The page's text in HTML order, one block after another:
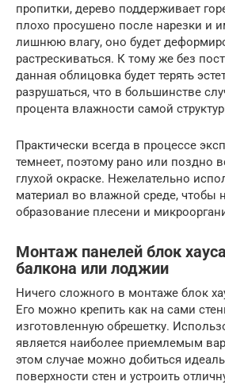
пропитки, дерево поддерживает
плохо просушено после нарезки и
лишнюю влагу, оно будет
растрескиваться. К тому же без
данная облицовка будет терять
разрушаться, что в большинстве
процента влажности самой
Практически всегда в процессе
темнеет, поэтому рано или поздно
глухой окраске. Нежелательно
материал во влажной среде, чтобы
образование плесени и
Монтаж панелей блок
балкона или лоджии
Ничего сложного в монтаже блок
Его можно крепить как на сами
изготовленную обрешетку.
является наиболее приемлемым
этом случае можно добиться
поверхности стен и устроить